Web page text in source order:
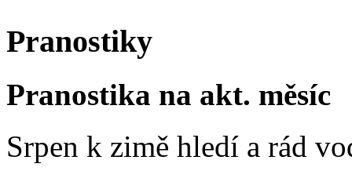
Pranostiky
Pranostika na akt. měsíc
Srpen k zimě hledí a rád